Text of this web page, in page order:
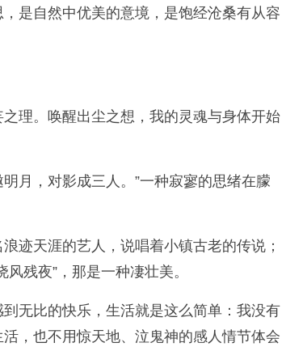
是自然中优美的意境，是饱经沧桑有从容
理。唤醒出尘之想，我的灵魂与身体开始
月，对影成三人。”一种寂寥的思绪在朦
迹天涯的艺人，说唱着小镇古老的传说；
残夜”，那是一种凄壮美。
无比的快乐，生活就是这么简单：我没有
，也不用惊天地、泣鬼神的感人情节体会